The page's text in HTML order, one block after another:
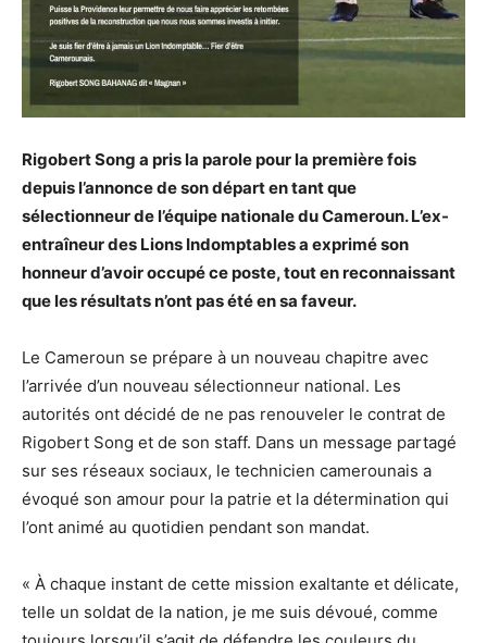
Rigobert Song a pris la parole pour la première fois
depuis l’annonce de son départ en tant que
sélectionneur de l’équipe nationale du Cameroun. L’ex-
entraîneur des Lions Indomptables a exprimé son
honneur d’avoir occupé ce poste, tout en reconnaissant
que les résultats n’ont pas été en sa faveur.
Le Cameroun se prépare à un nouveau chapitre avec
l’arrivée d’un nouveau sélectionneur national. Les
autorités ont décidé de ne pas renouveler le contrat de
Rigobert Song et de son staff. Dans un message partagé
sur ses réseaux sociaux, le technicien camerounais a
évoqué son amour pour la patrie et la détermination qui
l’ont animé au quotidien pendant son mandat.
« À chaque instant de cette mission exaltante et délicate,
telle un soldat de la nation, je me suis dévoué, comme